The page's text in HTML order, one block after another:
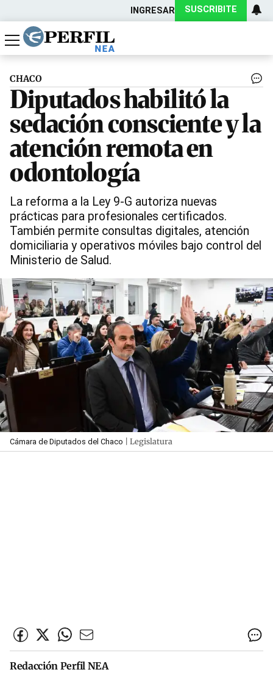
INGRESAR SUSCRIBITE
Política
Economía
Actualidad
CHACO
Diputados habilitó la
sedación consciente y la
atención remota en
odontología
La reforma a la Ley 9-G autoriza nuevas
prácticas para profesionales certificados.
También permite consultas digitales, atención
domiciliaria y operativos móviles bajo control del
Ministerio de Salud.
Cámara de Diputados del Chaco | Legislatura
Redacción Perfil NEA